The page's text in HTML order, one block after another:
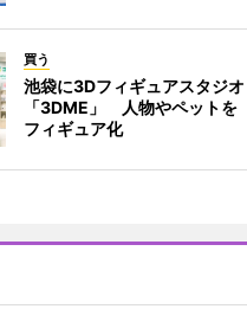
買う
池袋に3Dフィギュアスタジオ
「3DME」 人物やペットを
フィギュア化